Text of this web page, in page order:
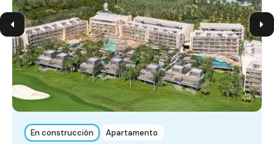
En construcción Apartamento